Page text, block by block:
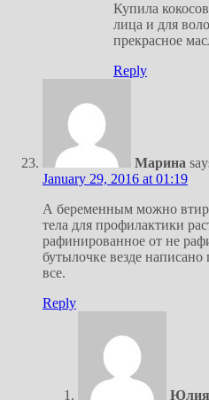
Купила
лица и для
прекрасное
Reply
Марина
January 29, 2016 at 01:19
А беременным можно
тела для профилактики
рафинированное от не
бутылочке везде
все.
Reply
Юлия